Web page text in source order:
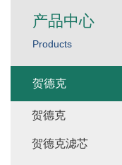
产品中心
Products
贺德克
贺德克
贺德克滤芯